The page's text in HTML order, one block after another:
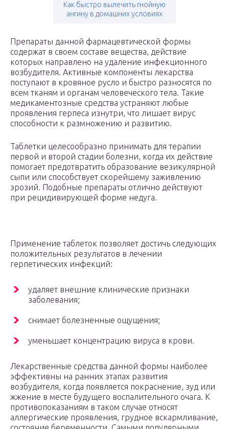
Как быстро вылечить гнойную
ангину в домашних условиях
Препараты данной фармацевтической формы
содержат в своем составе вещества, действие
которых направлено на удаление инфекционного
возбудителя. Активные компоненты лекарства
поступают в кровяное русло и быстро разносятся по
всем тканям и органам человеческого тела. Такие
медикаментозные средства устраняют любые
проявления герпеса изнутри, что лишает вирус
способности к размножению и развитию.
Таблетки целесообразно принимать для терапии
первой и второй стадии болезни, когда их действие
помогает предотвратить образование везикулярной
сыпи или способствует скорейшему заживлению
эрозий. Подобные препараты отлично действуют
при рецидивирующей форме недуга.
Применение таблеток позволяет достичь следующих
положительных результатов в лечении
герпетических инфекций:
удаляет внешние клинические признаки
заболевания;
снимает болезненные ощущения;
уменьшает концентрацию вируса в крови.
Лекарственные средства данной формы наиболее
эффективны на ранних этапах развития
возбудителя, когда появляется покраснение, зуд или
жжение в месте будущего воспалительного очага. К
противопоказаниям в таком случае относят
аллергические проявления, грудное вскармливание,